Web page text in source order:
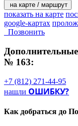
- «Почта Деда
- подписка на
Решения для
- денежные
клиентов;
материалов в
распространение
- директ-мейл.
на карте / маршрут
показать на карте
google-картах
Позвонить
№ 163:
+7 (812) 271-44-95
нашли ОШИБКУ?
Как добраться до